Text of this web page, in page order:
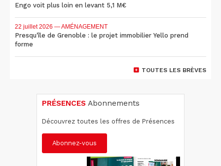
Engo voit plus loin en levant 5,1 M€
22 juillet 2026 — AMÉNAGEMENT
Presqu'île de Grenoble : le projet immobilier Yello prend
forme
TOUTES LES BRÈVES
PRÉSENCES Abonnements
Découvrez toutes les offres de Présences
Abonnez-vous